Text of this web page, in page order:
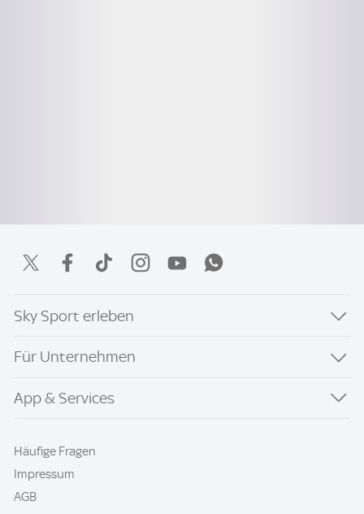
Sky Sport erleben
Für Unternehmen
App & Services
Häufige Fragen
Impressum
AGB